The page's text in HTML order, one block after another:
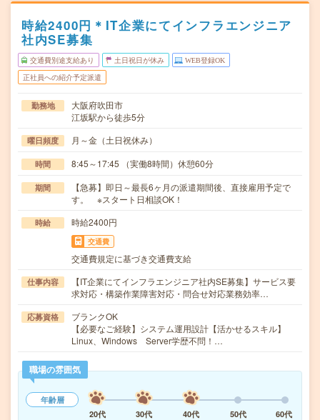
時給2400円＊IT企業にてインフラエンジニア
社内SE募集
交通費別途支給あり 土日祝日が休み WEB登録OK
正社員への紹介予定派遣
勤務地
大阪府吹田市
江坂駅から徒歩5分
曜日頻度 月～金（土日祝休み）
時間 8:45～17:45 （実働8時間）休憩60分
期間
【急募】即日～最長6ヶ月の派遣期間後、直接雇用予定で
す。 ※スタート日相談OK！
時給 時給2400円
交通費
交通費規定に基づき交通費支給
仕事内容
【IT企業にてインフラエンジニア社内SE募集】サービス要
求対応・構築作業障害対応・問合せ対応業務効率…
応募資格
ブランクOK
【必要なご経験】システム運用設計【活かせるスキル】
Linux、Windows Server学歴不問！…
職場の雰囲気
年齢層
20代
30代 40代 50代
60代